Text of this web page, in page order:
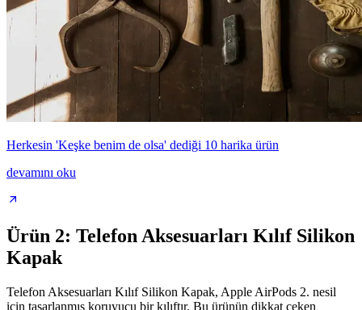
Herkesin 'Keşke benim de olsa' dediği 10 harika ürün
devamını oku
Ürün 2: Telefon Aksesuarları Kılıf Silikon
Kapak
Telefon Aksesuarları Kılıf Silikon Kapak, Apple AirPods 2. nesil
için tasarlanmış koruyucu bir kılıftır. Bu ürünün dikkat çeken